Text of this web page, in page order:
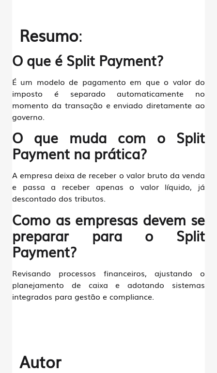
Resumo:
O que é Split Payment?
É um modelo de pagamento em que o valor do
imposto é separado automaticamente no
momento da transação e enviado diretamente ao
governo.
O que muda com o Split
Payment na prática?
A empresa deixa de receber o valor bruto da venda
e passa a receber apenas o valor líquido, já
descontado dos tributos.
Como as empresas devem se
preparar para o Split
Payment?
Revisando processos financeiros, ajustando o
planejamento de caixa e adotando sistemas
integrados para gestão e compliance.
Autor